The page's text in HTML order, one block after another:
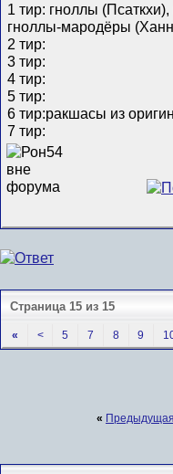
1 тир: гноллы
гноллы-мародёры
2 тир:
3 тир:
4 тир:
5 тир:
6 тир:ракшасы из
7 тир:
Страница 15 из 15
« < 5 7 8 9
«